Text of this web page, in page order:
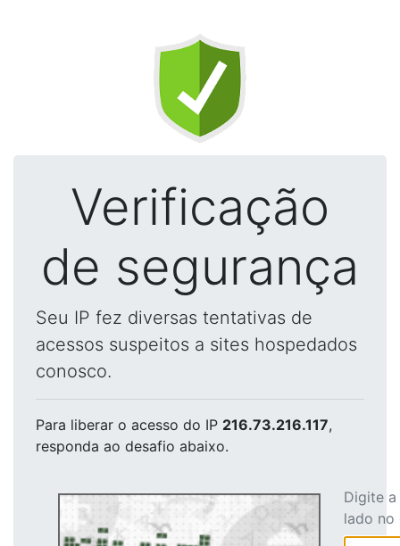
Verificação
de segurança
Seu IP fez diversas tentativas de
acessos suspeitos a sites hospedados
conosco.
Para liberar o acesso do IP 216.73.216.117,
responda ao desafio abaixo.
Digite
lado no